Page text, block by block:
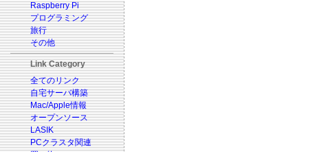
Raspberry Pi
プログラミング
旅行
その他
Link Category
全てのリンク
自宅サーバ構築
Mac/Apple情報
オープンソース
LASIK
PCクラスタ関連